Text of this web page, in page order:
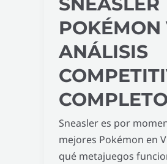
POKÉMON
ANÁLISIS
COMPLETO
Sneasler es por
mejores Pokémon en
qué metajuegos